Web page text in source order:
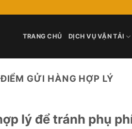
TRANG CHỦ DỊCH VỤ VẬN TẢI
GỬI HÀNG HỢP LÝ
lý để tránh phụ